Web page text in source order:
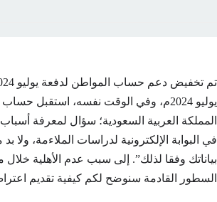
يوليو 2024م، وفي الوقت نفسه،
المملكة العربية السعودية؛ سؤال لمعرفة
في البوابة الإلكترونية لدراسات الملاءمة،
السطور القادمة سنوضح لكم كيفية تقديم